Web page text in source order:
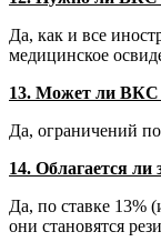
Да, как и все
медицинское
13. Может ли ВКС
Да, ограничений
14. Облагается
Да, по ставке 13%
они становятся